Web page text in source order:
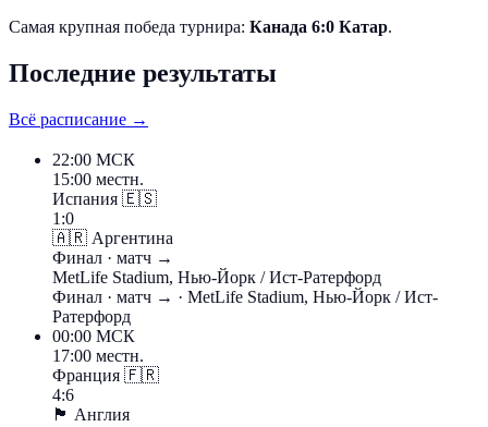
Самая крупная победа турнира: Канада 6:0 Катар.
Последние результаты
Всё расписание →
22:00 МСК
15:00 местн.
Испания 🇪🇸
1:0
🇦🇷 Аргентина
Финал · матч →
MetLife Stadium, Нью-Йорк / Ист-Ратерфорд
Финал · матч → · MetLife Stadium, Нью-Йорк / Ист-
Ратерфорд
00:00 МСК
17:00 местн.
Франция 🇫🇷
4:6
🏴󠁧󠁢󠁥󠁮󠁧󠁿 Англия